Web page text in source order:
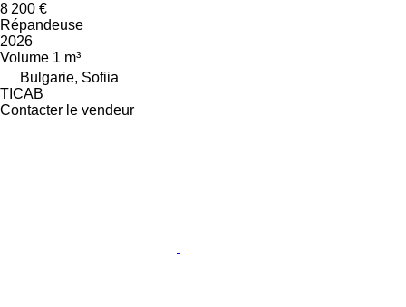
8 200 €
Répandeuse
2026
Volume 1 m³
Bulgarie, Sofiia
TICAB
Contacter le vendeur